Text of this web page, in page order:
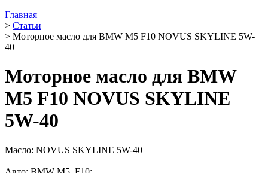
Главная
> Статьи
> Моторное масло для BMW M5 F10 NOVUS SKYLINE 5W-
40
Моторное масло для BMW
M5 F10 NOVUS SKYLINE
5W-40
Масло: NOVUS SKYLINE 5W-40